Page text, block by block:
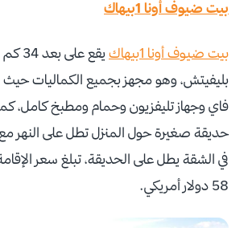
بيت ضيوف أونا 1بيهاك
بيت ضيوف أونا 1بيهاك
يقع
بليفيتش، وهو مجهز بجميع الكماليات حيث
فاي وجهاز تليفزيون وحمام ومطبخ كامل،
حديقة صغيرة حول المنزل تطل على النهر
في الشقة يطل على الحديقة، تبلغ سعر
58 دولار أمريكي.